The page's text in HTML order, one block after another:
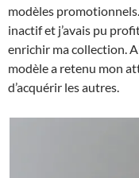
modèles
inactif et j’avais pu
enrichir ma collection.
modèle a retenu mon
d’acquérir les autres.